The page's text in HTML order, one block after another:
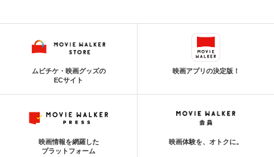
ムビチケ・映画グッズの
ECサイト
映画アプリの決定版！
映画情報を網羅した
プラットフォーム
映画体験を、オトクに。